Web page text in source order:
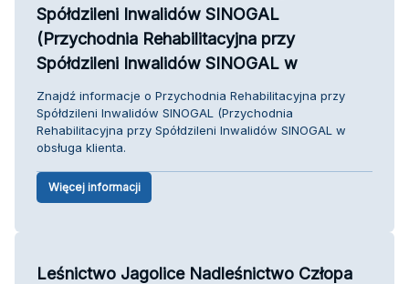
Spółdzileni Inwalidów SINOGAL
(Przychodnia Rehabilitacyjna przy
Spółdzileni Inwalidów SINOGAL w
Znajdź informacje o Przychodnia Rehabilitacyjna przy
Spółdzileni Inwalidów SINOGAL (Przychodnia
Rehabilitacyjna przy Spółdzileni Inwalidów SINOGAL w
obsługa klienta.
Więcej informacji
Leśnictwo Jagolice Nadleśnictwo Człopa